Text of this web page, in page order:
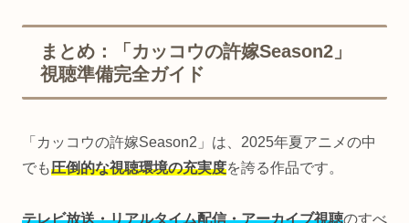
まとめ：「カッコウの許嫁Season2」
視聴準備完全ガイド
「カッコウの許嫁Season2」は、2025年夏アニメの中
でも圧倒的な視聴環境の充実度を誇る作品です。
テレビ放送・リアルタイム配信・アーカイブ視聴のすべ